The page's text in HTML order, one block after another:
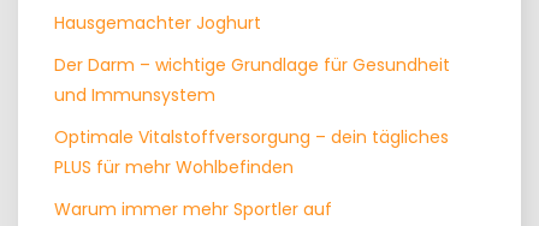
Hausgemachter Joghurt
Der Darm – wichtige Grundlage für Gesundheit
und Immunsystem
Optimale Vitalstoffversorgung – dein tägliches
PLUS für mehr Wohlbefinden
Warum immer mehr Sportler auf